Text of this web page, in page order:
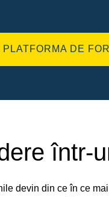
DE
într-
devin din ce în ce